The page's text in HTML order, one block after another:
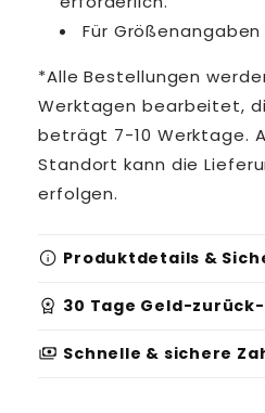
Für
*Alle Bestellungen
Werktagen bearbeitet,
beträgt 7-10 Werktage.
Standort kann die
erfolgen.
info Produktdetails &
Produktidentifikation:
Serien-/
workspace_premium 30 Tage Geld-
payments Schnelle & sichere